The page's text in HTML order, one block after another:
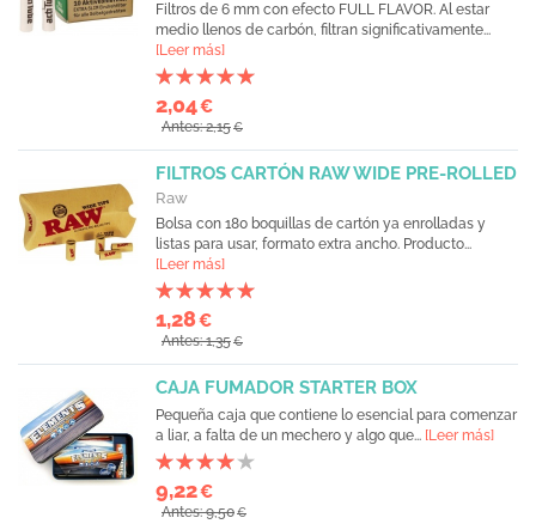
Filtros de 6 mm con efecto FULL FLAVOR. Al estar
medio llenos de carbón, filtran significativamente...
[Leer más]
2,04€
Antes: 2,15€
FILTROS CARTÓN RAW WIDE PRE-ROLLED
Raw
Bolsa con 180 boquillas de cartón ya enrolladas y
listas para usar, formato extra ancho. Producto...
[Leer más]
1,28€
Antes: 1,35€
CAJA FUMADOR STARTER BOX
Pequeña caja que contiene lo esencial para comenzar
a liar, a falta de un mechero y algo que... [Leer más]
9,22€
Antes: 9,50€